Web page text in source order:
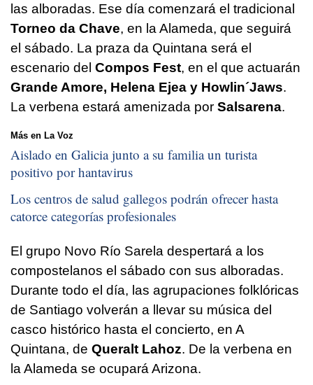
las alboradas. Ese día comenzará el tradicional
Torneo da Chave, en la Alameda, que seguirá
el sábado. La praza da Quintana será el
escenario del Compos Fest, en el que actuarán
Grande Amore, Helena Ejea y Howlin´Jaws.
La verbena estará amenizada por Salsarena.
Más en La Voz
Aislado en Galicia junto a su familia un turista
positivo por hantavirus
Los centros de salud gallegos podrán ofrecer hasta
catorce categorías profesionales
El grupo Novo Río Sarela despertará a los
compostelanos el sábado con sus alboradas.
Durante todo el día, las agrupaciones folklóricas
de Santiago volverán a llevar su música del
casco histórico hasta el concierto, en A
Quintana, de Queralt Lahoz. De la verbena en
la Alameda se ocupará Arizona.